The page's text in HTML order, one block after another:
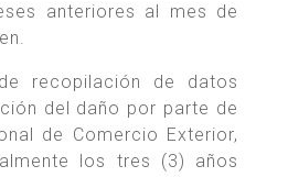
anteriores al mes de
recopilación de datos
del daño por parte de
de Comercio Exterior,
los tres (3) años